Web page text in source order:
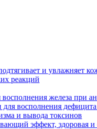
и увлажняет
реакций
железа при
восполнения дефицита
и вывода токсинов
эффект, здоровая